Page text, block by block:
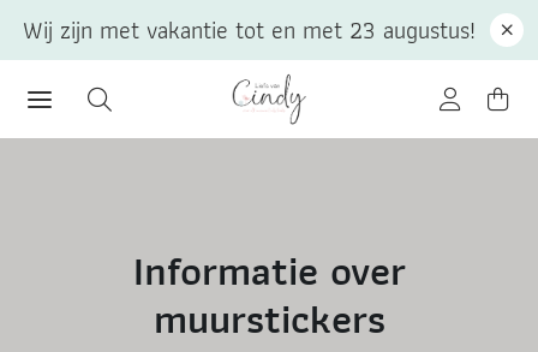
Informatie over
muurstickers
Wij zijn met vakantie tot en met 23 augustus!